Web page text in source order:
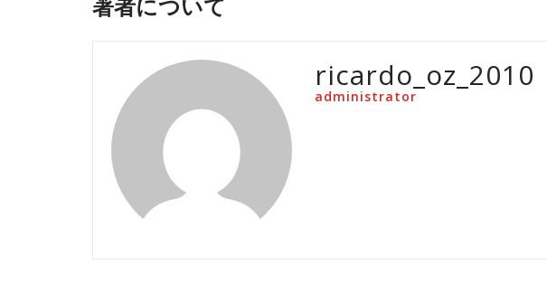
ricardo_oz_2010
administrator